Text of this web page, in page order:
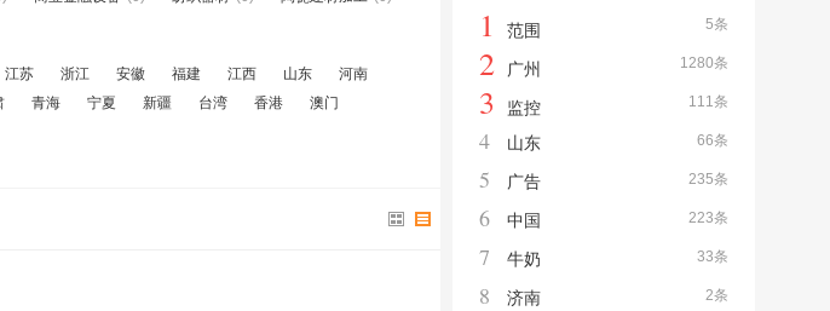
江苏 浙江 安徽 福建 江西 山东
河南
青海 宁夏 新疆 台湾 香港 澳门
5条
1 范围
1280条
2 广州
111条
3 监控
66条
4 山东
235条
5 广告
223条
6 中国
33条
7 牛奶
2条
8 济南